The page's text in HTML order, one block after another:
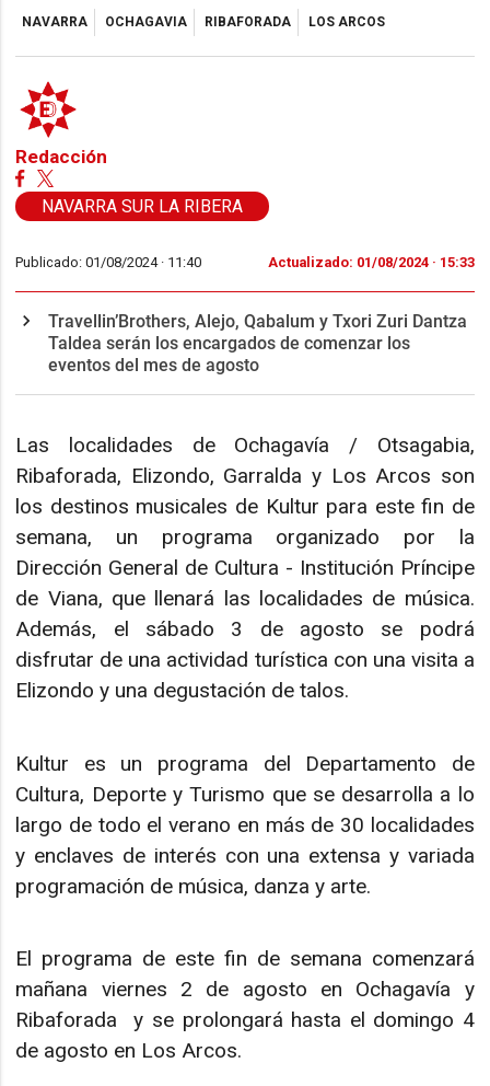
NAVARRA OCHAGAVIA RIBAFORADA LOS ARCOS
Redacción
NAVARRA SUR LA RIBERA
Publicado: 01/08/2024 · 11:40 Actualizado: 01/08/2024 · 15:33
Travellin’Brothers, Alejo, Qabalum y Txori Zuri Dantza
Taldea serán los encargados de comenzar los
eventos del mes de agosto
Las localidades de Ochagavía / Otsagabia,
Ribaforada, Elizondo, Garralda y Los Arcos son
los destinos musicales de Kultur para este fin de
semana, un programa organizado por la
Dirección General de Cultura - Institución Príncipe
de Viana, que llenará las localidades de música.
Además, el sábado 3 de agosto se podrá
disfrutar de una actividad turística con una visita a
Elizondo y una degustación de talos.
Kultur es un programa del Departamento de
Cultura, Deporte y Turismo que se desarrolla a lo
largo de todo el verano en más de 30 localidades
y enclaves de interés con una extensa y variada
programación de música, danza y arte.
El programa de este fin de semana comenzará
mañana viernes 2 de agosto en Ochagavía y
Ribaforada y se prolongará hasta el domingo 4
de agosto en Los Arcos.